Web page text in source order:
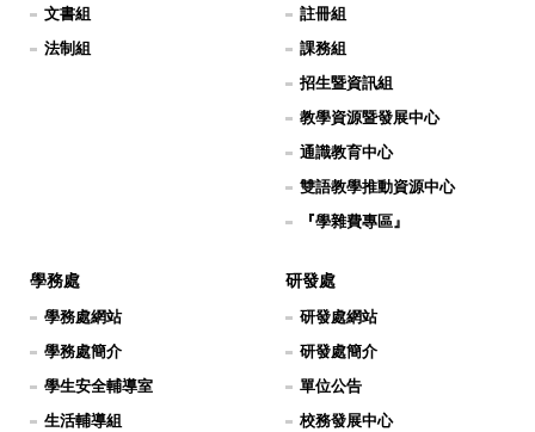
文書組
法制組
註冊組
課務組
招生暨資訊組
教學資源暨發展中心
通識教育中心
雙語教學推動資源中心
『學雜費專區』
學務處
學務處網站
學務處簡介
學生安全輔導室
生活輔導組
研發處
研發處網站
研發處簡介
單位公告
校務發展中心